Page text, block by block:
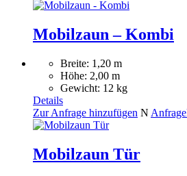
Mobilzaun – Kombi
Breite: 1,20 m
Höhe: 2,00 m
Gewicht: 12 kg
Details
Zur Anfrage hinzufügen N
Mobilzaun Tür